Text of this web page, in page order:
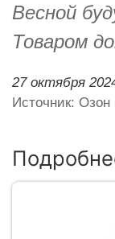
Весной
Товаром
27 октября
Источник: Озон